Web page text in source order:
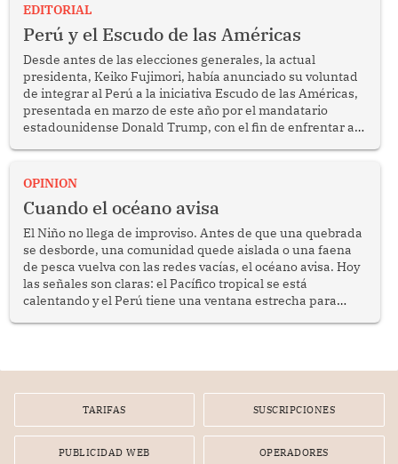
EDITORIAL
Perú y el Escudo de las Américas
Desde antes de las elecciones generales, la actual
presidenta, Keiko Fujimori, había anunciado su voluntad
de integrar al Perú a la iniciativa Escudo de las Américas,
presentada en marzo de este año por el mandatario
estadounidense Donald Trump, con el fin de enfrentar al
OPINION
Cuando el océano avisa
El Niño no llega de improviso. Antes de que una quebrada
se desborde, una comunidad quede aislada o una faena
de pesca vuelva con las redes vacías, el océano avisa. Hoy
las señales son claras: el Pacífico tropical se está
calentando y el Perú tiene una ventana estrecha para
TARIFAS SUSCRIPCIONES
PUBLICIDAD WEB OPERADORES